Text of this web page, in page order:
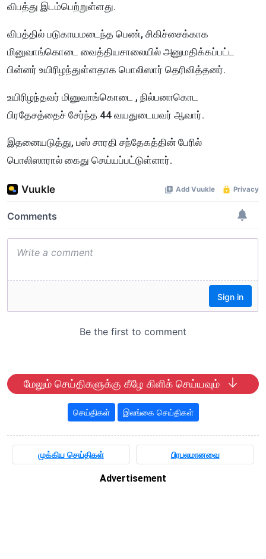
விபத்து இடம்பெற்றுள்ளது.
விபத்தில் படுகாயமடைந்த பெண், சிகிச்சைக்காக
மினுவாங்கொடை வைத்தியசாலையில் அனுமதிக்கப்பட்ட
பின்னர் உயிரிழந்துள்ளதாக பொலிஸார் தெரிவித்தனர்.
உயிரிழந்தவர் மினுவாங்கொடை , நில்பனாகொட
பிரதேசத்தைச் சேர்ந்த 44 வயதுடையவர் ஆவார்.
இதனையடுத்து, பஸ் சாரதி சந்தேகத்தின் பேரில்
பொலிஸாரால் கைது செய்யப்பட்டுள்ளார்.
மேலும் செய்திகளுக்கு கீழே கிளிக் செய்யவும்
செய்திகள் இலங்கை செய்திகள்
முக்கிய செய்திகள் பிரபலமானவை
Advertisement